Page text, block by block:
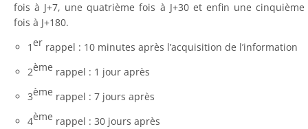
fois à J+7, une quatrième fois à J+30 et enfin une cinquième
fois à J+180.
1er rappel : 10 minutes après l’acquisition de l’information
2ème rappel : 1 jour après
3ème rappel : 7 jours après
4ème rappel : 30 jours après